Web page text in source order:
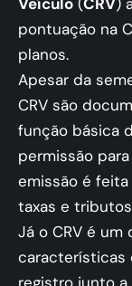
pontuação na
planos.
Apesar da
CRV são
função básica
permissão
emissão é
taxas e tributos
Já o CRV é
características